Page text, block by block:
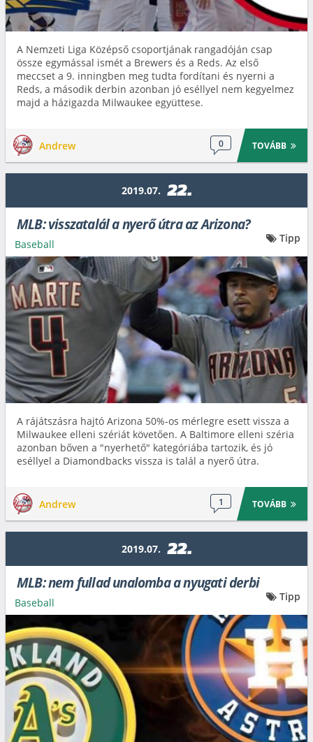
A Nemzeti Liga Középső csoportjának rangadóján csap
össze egymással ismét a Brewers és a Reds. Az első
meccset a 9. inningben meg tudta fordítani és nyerni a
Reds, a második derbin azonban jó eséllyel nem kegyelmez
majd a házigazda Milwaukee együttese.
Andrew 0 TOVÁBB
2019.07. 22.
MLB: visszatalál a nyerő útra az Arizona?
A rájátszásra hajtó Arizona 50%-os mérlegre esett vissza a
Milwaukee elleni szériát követően. A Baltimore elleni széria
azonban bőven a "nyerhető" kategóriába tartozik, és jó
eséllyel a Diamondbacks vissza is talál a nyerő útra.
Andrew 1 TOVÁBB
Baseball Tipp
2019.07. 22.
MLB: nem fullad unalomba a nyugati derbi
Baseball Tipp